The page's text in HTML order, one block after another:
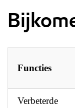
Functies
Verbeterde